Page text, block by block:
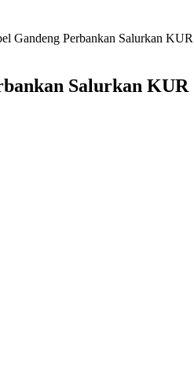
Gandeng Perbankan Salurkan KUR
Salurkan KUR